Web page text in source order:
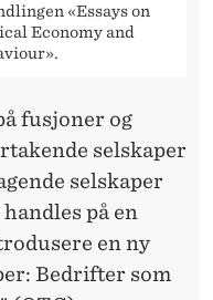
«Essays on
Economy and
fusjoner og
selskaper
selskaper
på en
en ny
Bedrifter som